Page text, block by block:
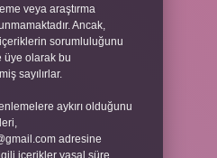
veya araştırma
Ancak,
sorumluluğunu
üye olarak bu
sayılırlar.
aykırı olduğunu
adresine
içerikler yasal süre